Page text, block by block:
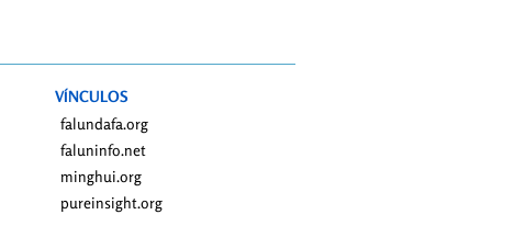
VÍNCULOS
falundafa.org
faluninfo.net
minghui.org
pureinsight.org